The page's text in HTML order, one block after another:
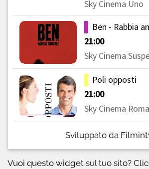
Sviluppato da
Vuoi questo widget sul tuo sito?